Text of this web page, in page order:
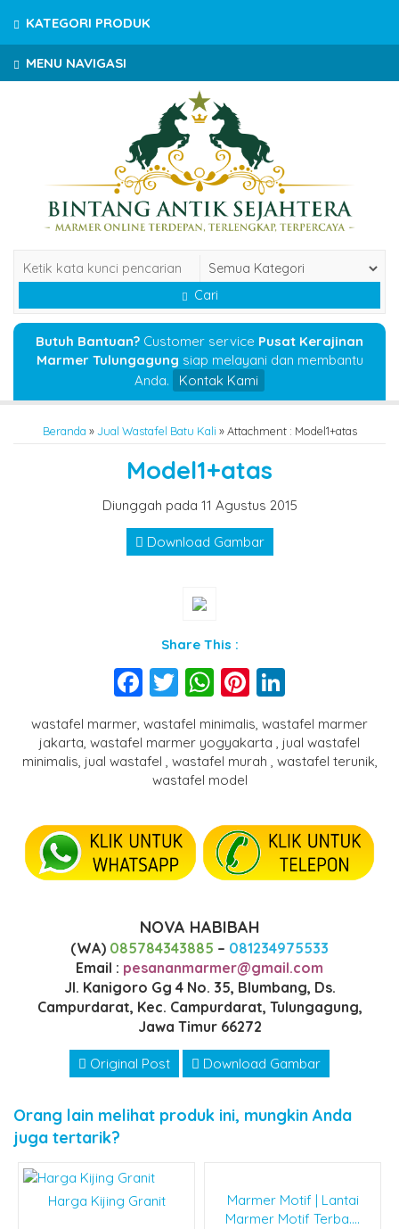
MENU NAVIGASI
Cari
Butuh Bantuan? Customer service Pusat Kerajinan
Marmer Tulungagung siap melayani dan membantu
Anda.
Kontak Kami
Beranda »Jual Wastafel Batu Kali » Attachment : Model1+atas
Model1+atas
Diunggah pada 11 Agustus 2015
Download Gambar
Share This :
Facebook
Twitter
WhatsApp
Pinterest
wastafel marmer, wastafel minimalis, wastafel marmer
jakarta, wastafel marmer yogyakarta , jual wastafel
minimalis, jual wastafel , wastafel murah , wastafel terunik,
wastafel model
NOVA HABIBAH
(WA) 085784343885 – 081234975533
Email : pesananmarmer@gmail.com
Jl. Kanigoro Gg 4 No. 35, Blumbang, Ds.
Campurdarat, Kec. Campurdarat, Tulungagung,
Jawa Timur 66272
Original Post Download Gambar
Orang lain melihat produk ini, mungkin Anda
juga tertarik?
Harga Kijing Granit
Marmer Motif | Lantai
Marmer Motif Terba....
KATEGORI PRODUK